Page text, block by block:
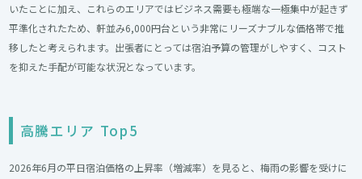
いたことに加え、これらのエリアではビジネス需要も極端な一極集中が起きず
平準化されたため、軒並み6,000円台という非常にリーズナブルな価格帯で推
移したと考えられます。出張者にとっては宿泊予算の管理がしやすく、コスト
を抑えた手配が可能な状況となっています。
高騰エリア Top5
2026年6月の平日宿泊価格の上昇率（増減率）を見ると、梅雨の影響を受けに